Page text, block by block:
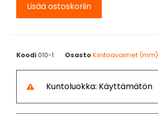
Lisää ostoskoriin
Koodi010-1 OsastoKiintoavaimet (mm)
Kuntoluokka: Käyttämätön